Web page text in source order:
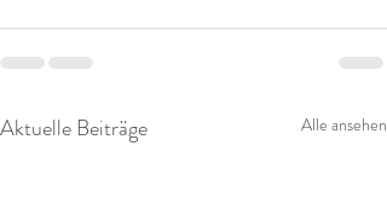
Aktuelle Beiträge Alle ansehen